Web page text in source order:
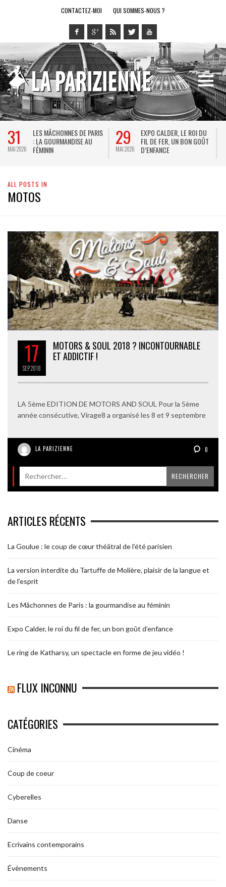
CONTACTEZ-MOI QUI SOMMES-NOUS ?
31
MAI 2026
LES MÂCHONNES DE PARIS
: LA GOURMANDISE AU
FÉMININ
29
MAI 2026
EXPO CALDER, LE ROI DU
FIL DE FER, UN BON GOÛT
D’ENFANCE
ALL POSTS IN
MOTOS
17
SEP2018
MOTORS & SOUL 2018 ? INCONTOURNABLE
ET ADDICTIF !
LA 5ème EDITION DE MOTORS AND SOUL Pour la 5ème
année consécutive, Virage8 a organisé les 8 et 9 septembre
LA PARIZIENNE 0
ARTICLES RÉCENTS
La Goulue : le coup de cœur théâtral de l’été parisien
La version interdite du Tartuffe de Molière, plaisir de la langue et
de l’esprit
Les Mâchonnes de Paris : la gourmandise au féminin
Expo Calder, le roi du fil de fer, un bon goût d’enfance
Le ring de Katharsy, un spectacle en forme de jeu vidéo !
FLUX INCONNU
CATÉGORIES
Cinéma
Coup de coeur
Cyberelles
Danse
Ecrivains contemporains
Évènements